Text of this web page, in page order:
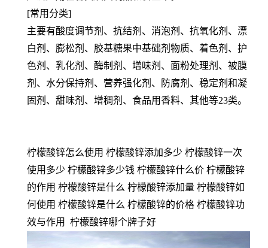
[常用分类]
主要有酸度调节剂、抗结剂、消泡剂、抗氧化剂、漂
白剂、膨松剂、胶基糖果中基础剂物质、着色剂、护
色剂、乳化剂、酶制剂、增味剂、面粉处理剂、被膜
剂、水分保持剂、营养强化剂、防腐剂、稳定剂和凝
固剂、甜味剂、增稠剂、食品用香料、其他等23类。
柠檬酸锌怎么使用 柠檬酸锌添加多少 柠檬酸锌一次
使用多少 柠檬酸锌多少钱 柠檬酸锌什么价 柠檬酸锌
的作用 柠檬酸锌是什么 柠檬酸锌添加量 柠檬酸锌如
何使用 柠檬酸锌是什么 柠檬酸锌的价格 柠檬酸锌功
效与作用 柠檬酸锌哪个牌子好